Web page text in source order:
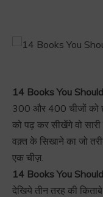
14 Books You
300 और 400 चीजों को
को पढ़ कर सीखेंगे वो
वक़्त के सिखाने का जो
एक चीज़.
14 Books You
देखिये तीन तरह की